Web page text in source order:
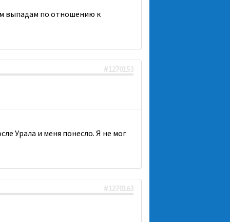
выпадам по отношению к
#1270153
Урала и меня понесло. Я не мог
#1270163